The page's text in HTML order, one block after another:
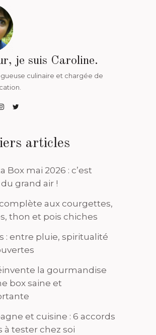
je suis Caroline.
culinaire et chargée de
articles
Box mai 2026 : c’est
du grand air !
aux courgettes,
thon et pois chiches
: entre pluie, spiritualité
la gourmandise
box saine et
et cuisine : 6 accords
à tester chez soi